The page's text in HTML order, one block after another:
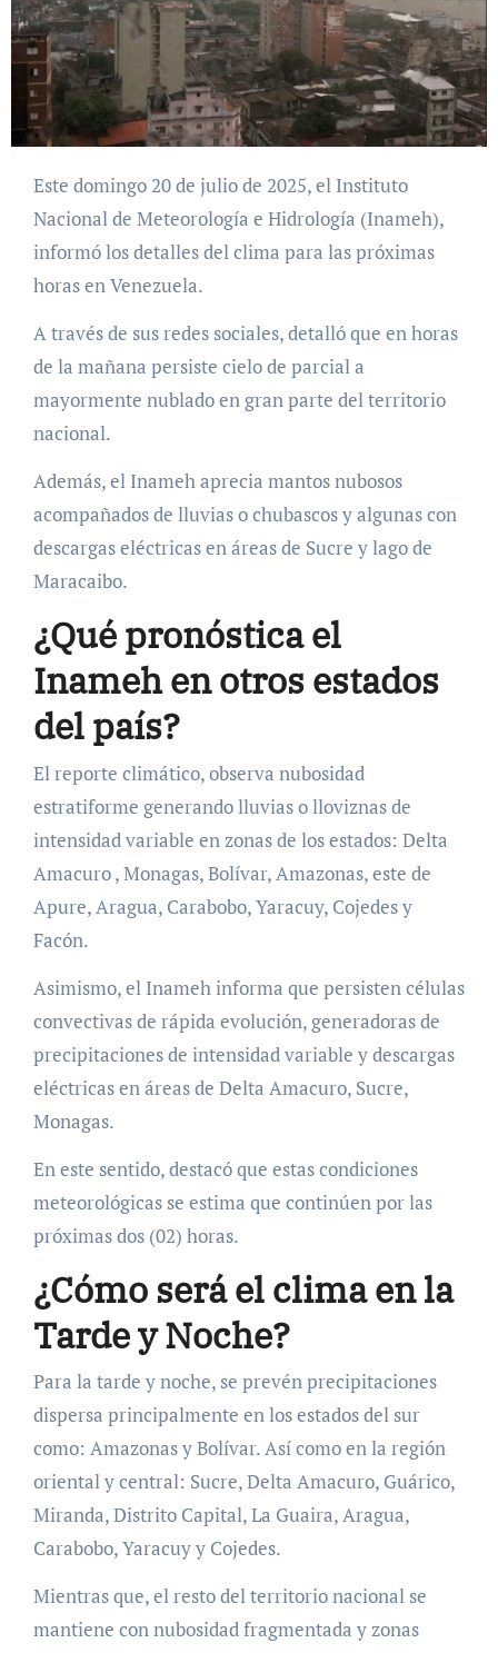
Este domingo 20 de julio de 2025, el Instituto
Nacional de Meteorología e Hidrología (Inameh),
informó los detalles del clima para las próximas
horas en Venezuela.
A través de sus redes sociales, detalló que en horas
de la mañana persiste cielo de parcial a
mayormente nublado en gran parte del territorio
nacional.
Además, el Inameh aprecia mantos nubosos
acompañados de lluvias o chubascos y algunas con
descargas eléctricas en áreas de Sucre y lago de
Maracaibo.
¿Qué pronóstica el
Inameh en otros estados
del país?
El reporte climático, observa nubosidad
estratiforme generando lluvias o lloviznas de
intensidad variable en zonas de los estados: Delta
Amacuro , Monagas, Bolívar, Amazonas, este de
Apure, Aragua, Carabobo, Yaracuy, Cojedes y
Facón.
Asimismo, el Inameh informa que persisten células
convectivas de rápida evolución, generadoras de
precipitaciones de intensidad variable y descargas
eléctricas en áreas de Delta Amacuro, Sucre,
Monagas.
En este sentido, destacó que estas condiciones
meteorológicas se estima que continúen por las
próximas dos (02) horas.
¿Cómo será el clima en la
Tarde y Noche?
Para la tarde y noche, se prevén precipitaciones
dispersa principalmente en los estados del sur
como: Amazonas y Bolívar. Así como en la región
oriental y central: Sucre, Delta Amacuro, Guárico,
Miranda, Distrito Capital, La Guaira, Aragua,
Carabobo, Yaracuy y Cojedes.
Mientras que, el resto del territorio nacional se
mantiene con nubosidad fragmentada y zonas